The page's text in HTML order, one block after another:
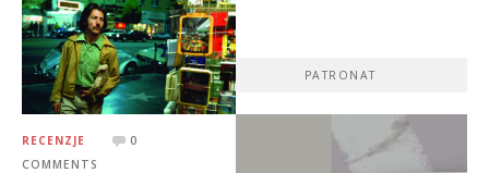
RECENZJE
0
COMMENTS
PATRONAT